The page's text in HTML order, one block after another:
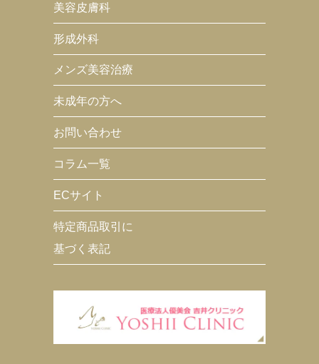
美容皮膚科
形成外科
メンズ美容治療
未成年の方へ
お問い合わせ
コラム一覧
ECサイト
特定商品取引に
基づく表記